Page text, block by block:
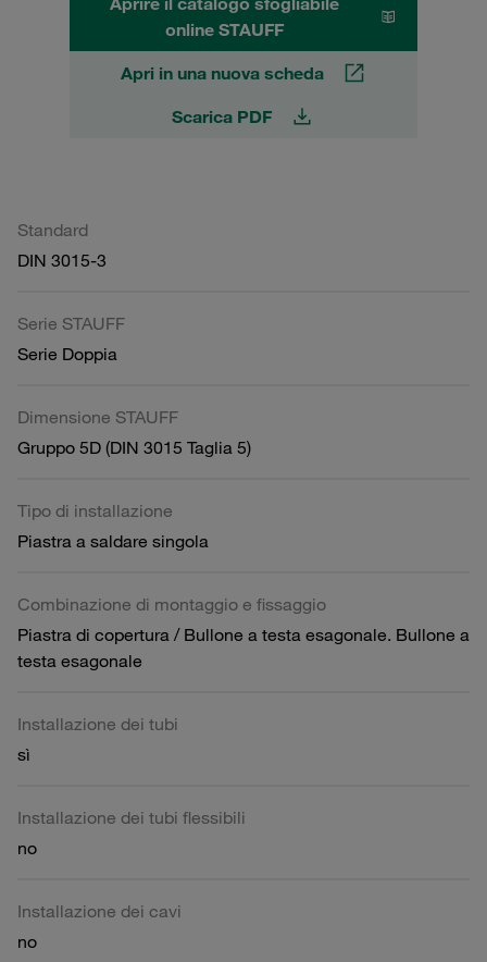
online STAUFF
Apri in una nuova scheda
Scarica PDF
Standard
DIN 3015-3
Serie STAUFF
Serie Doppia
Dimensione STAUFF
Gruppo 5D (DIN 3015 Taglia 5)
Tipo di installazione
Piastra a saldare singola
Combinazione di montaggio e fissaggio
Piastra di copertura / Bullone a testa esagonale. Bullone a
testa esagonale
Installazione dei tubi
sì
Installazione dei tubi flessibili
no
Installazione dei cavi
no